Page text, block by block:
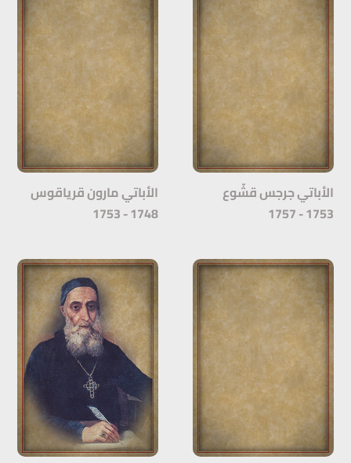
الأباتي جرجس قشّوع
1753 - 1757
الأباتي مارون قرياقوس
1748 - 1753